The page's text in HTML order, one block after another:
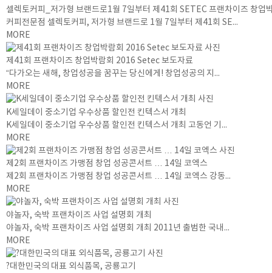
셀렉토커피_저가형 브랜드로1월 7일부터 제41회 SETEC 프랜차이즈 창업
커피전문점 셀렉토커피, 저가형 브랜드로 1월 7일부터 제41회 SE...
MORE
제41회 프랜차이즈 창업박람회 2016 Setec 보도자료
“다가오는 새해, 창업성공을 꿈꾸는 당신에게! 창업성공의 지...
MORE
K세일데이 중소기업 우수상품 할인전 킨텍스서 개최
K세일데이 중소기업 우수상품 할인전 킨텍스서 개최 고동언 기...
MORE
제2회 프랜차이즈 가맹점 창업 성공콘서트 … 14일 코엑스
제2회 프랜차이즈 가맹점 창업 성공콘서트 … 14일 코엑스 강동...
MORE
야놀자, 숙박 프랜차이즈 사업 설명회 개최
야놀자, 숙박 프랜차이즈 사업 설명회 개최 2011년 출범한 국내...
MORE
?대한민국의 대표 외식품목, 공룡고기